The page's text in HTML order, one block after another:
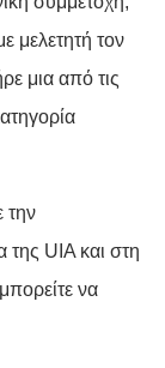
μελετητή τον
μια από τις
την
της UIA και στη
να